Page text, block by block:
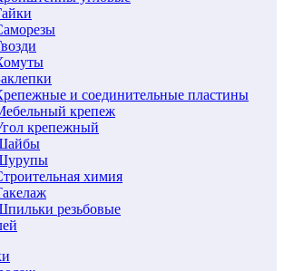
и соединительные пластины
крепеж
крепежный
химия
резьбовые